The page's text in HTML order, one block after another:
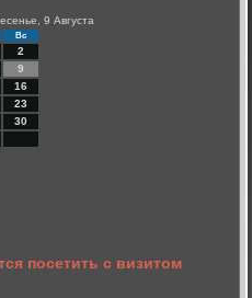
9 Августа
Вс
2
9
16
23
30
посетить с визитом